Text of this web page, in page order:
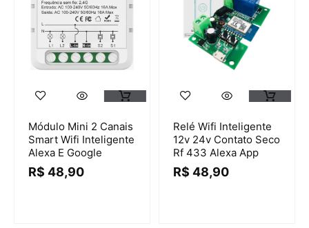
Módulo Mini 2 Canais
Smart Wifi Inteligente
Alexa E Google
R$ 48,90
Relé Wifi Inteligente
12v 24v Contato Seco
Rf 433 Alexa App
R$ 48,90